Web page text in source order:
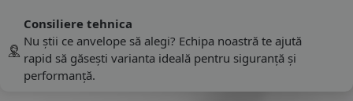
Consiliere tehnica
Nu știi ce anvelope să alegi? Echipa noastră te ajută
rapid să găsești varianta ideală pentru siguranță și
performanță.